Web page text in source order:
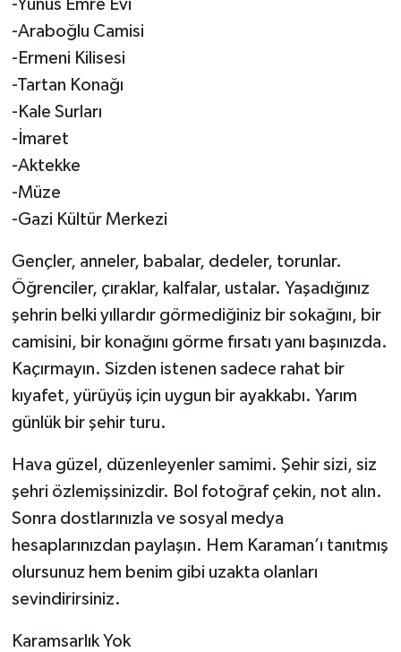
-Yunus Emre Evi
-Araboğlu Camisi
-Ermeni Kilisesi
-Tartan Konağı
-Kale Surları
-İmaret
-Aktekke
-Müze
-Gazi Kültür Merkezi
Gençler, anneler, babalar, dedeler, torunlar.
Öğrenciler, çıraklar, kalfalar, ustalar. Yaşadığınız
şehrin belki yıllardır görmediğiniz bir sokağını, bir
camisini, bir konağını görme fırsatı yanı başınızda.
Kaçırmayın. Sizden istenen sadece rahat bir
kıyafet, yürüyüş için uygun bir ayakkabı. Yarım
günlük bir şehir turu.
Hava güzel, düzenleyenler samimi. Şehir sizi, siz
şehri özlemişsinizdir. Bol fotoğraf çekin, not alın.
Sonra dostlarınızla ve sosyal medya
hesaplarınızdan paylaşın. Hem Karaman’ı tanıtmış
olursunuz hem benim gibi uzakta olanları
sevindirirsiniz.
Karamsarlık Yok